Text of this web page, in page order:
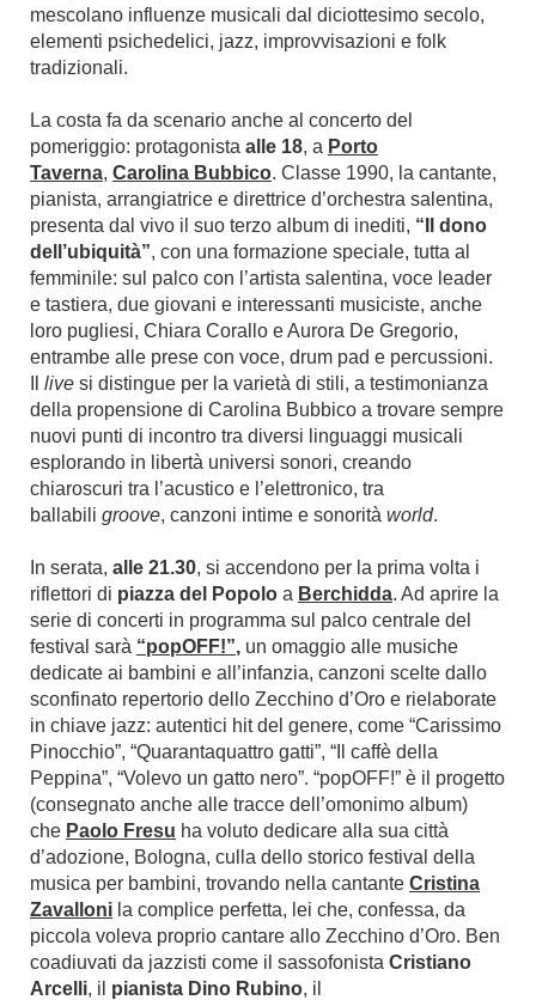
mescolano influenze musicali dal diciottesimo secolo,
elementi psichedelici, jazz, improvvisazioni e folk
tradizionali.
La costa fa da scenario anche al concerto del
pomeriggio: protagonista alle 18, a Porto
Taverna, Carolina Bubbico. Classe 1990, la cantante,
pianista, arrangiatrice e direttrice d’orchestra salentina,
presenta dal vivo il suo terzo album di inediti, “Il dono
dell’ubiquità”, con una formazione speciale, tutta al
femminile: sul palco con l’artista salentina, voce leader
e tastiera, due giovani e interessanti musiciste, anche
loro pugliesi, Chiara Corallo e Aurora De Gregorio,
entrambe alle prese con voce, drum pad e percussioni.
live si distingue per la varietà di stili, a testimonianza
della propensione di Carolina Bubbico a trovare sempre
nuovi punti di incontro tra diversi linguaggi musicali
esplorando in libertà universi sonori, creando
chiaroscuri tra l’acustico e l’elettronico, tra
ballabili groove, canzoni intime e sonorità world.
In serata, alle 21.30, si accendono per la prima volta i
riflettori di piazza del Popolo a Berchidda. Ad aprire la
serie di concerti in programma sul palco centrale del
festival sarà “popOFF!”, un omaggio alle musiche
dedicate ai bambini e all’infanzia, canzoni scelte dallo
sconfinato repertorio dello Zecchino d’Oro e rielaborate
in chiave jazz: autentici hit del genere, come “Carissimo
Pinocchio”, “Quarantaquattro gatti”, “Il caffè della
Peppina”, “Volevo un gatto nero”. “popOFF!” è il progetto
(consegnato anche alle tracce dell’omonimo album)
che Paolo Fresu ha voluto dedicare alla sua città
d’adozione, Bologna, culla dello storico festival della
musica per bambini, trovando nella cantante Cristina
Zavalloni la complice perfetta, lei che, confessa, da
piccola voleva proprio cantare allo Zecchino d’Oro. Ben
coadiuvati da jazzisti come il sassofonista Cristiano
Arcelli, il pianista Dino Rubino, il